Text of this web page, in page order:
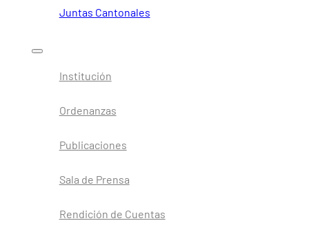
Juntas Cantonales
Institución
Ordenanzas
Publicaciones
Sala de Prensa
Rendición de Cuentas